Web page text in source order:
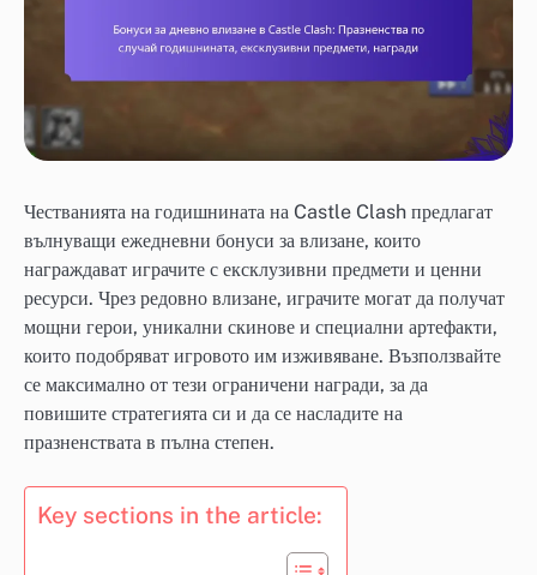
Честванията на годишнината на Castle Clash предлагат
вълнуващи ежедневни бонуси за влизане, които
награждават играчите с ексклузивни предмети и ценни
ресурси. Чрез редовно влизане, играчите могат да получат
мощни герои, уникални скинове и специални артефакти,
които подобряват игровото им изживяване. Възползвайте
се максимално от тези ограничени награди, за да
повишите стратегията си и да се насладите на
празненствата в пълна степен.
Key sections in the article: